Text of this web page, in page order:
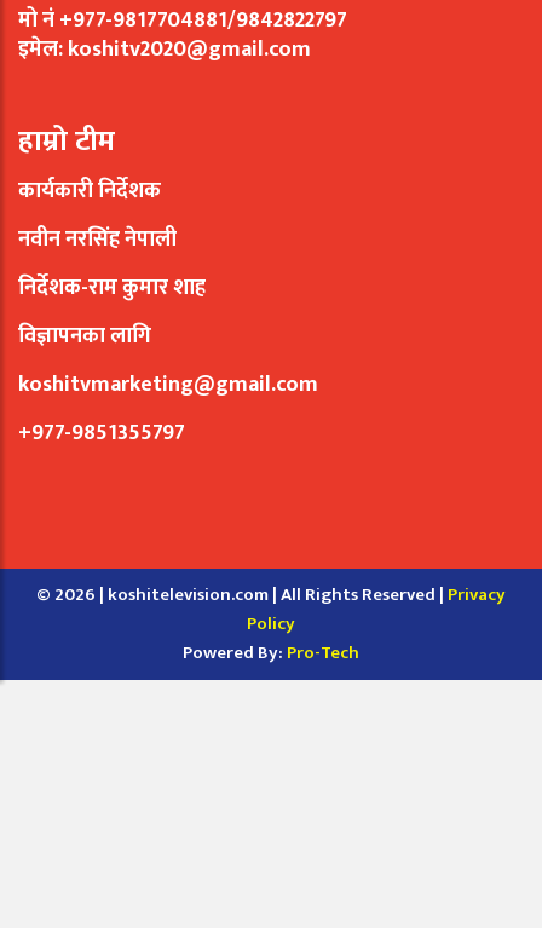
मो नं +977-9817704881/9842822797
इमेल:koshitv2020@gmail.com
हाम्रो टीम
कार्यकारी निर्देशक
नवीन नरसिंह नेपाली
निर्देशक-राम कुमार शाह
विज्ञापनका लागि
koshitvmarketing@gmail.com
+977-9851355797
© 2026 | koshitelevision.com | All Rights Reserved | Privacy
Policy
Powered By: Pro-Tech